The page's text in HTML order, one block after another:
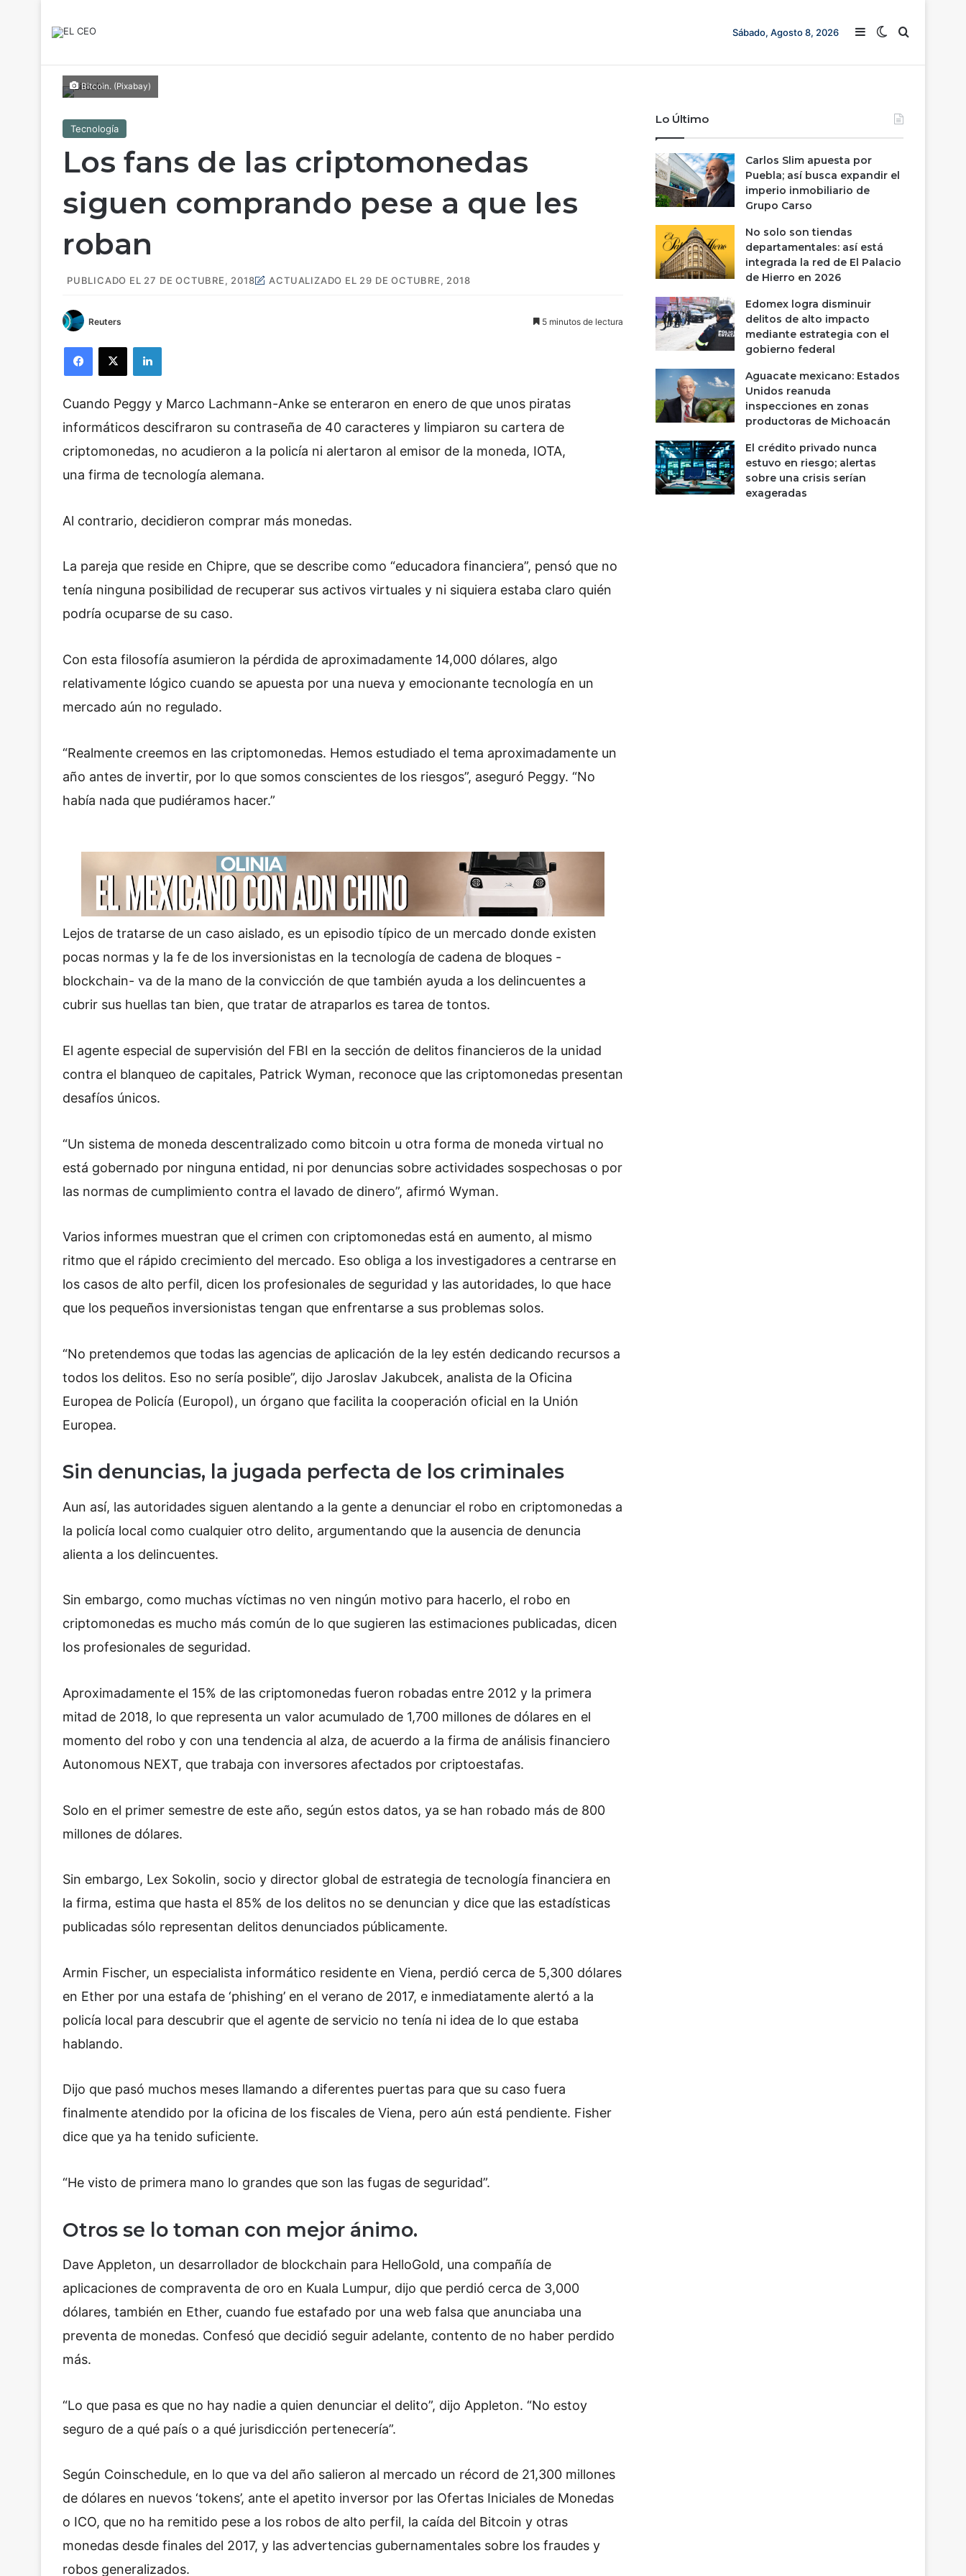
Sábado, Agosto 8, 2026 Barra lateral
Switch skin
Buscar
Bitcoin. (Pixabay)
Tecnología
Los fans de las criptomonedas
siguen comprando pese a que les
roban
PUBLICADO EL 27 DE OCTUBRE, 2018 ACTUALIZADO EL 29 DE OCTUBRE, 2018
Reuters 5 minutos de lectura
Cuando Peggy y Marco Lachmann-Anke se enteraron en enero de que unos piratas
informáticos descifraron su contraseña de 40 caracteres y limpiaron su cartera de
criptomonedas, no acudieron a la policía ni alertaron al emisor de la moneda, IOTA,
una firma de tecnología alemana.
Al contrario, decidieron comprar más monedas.
La pareja que reside en Chipre, que se describe como “educadora financiera”, pensó que no
tenía ninguna posibilidad de recuperar sus activos virtuales y ni siquiera estaba claro quién
podría ocuparse de su caso.
Con esta filosofía asumieron la pérdida de aproximadamente 14,000 dólares, algo
relativamente lógico cuando se apuesta por una nueva y emocionante tecnología en un
mercado aún no regulado.
“Realmente creemos en las criptomonedas. Hemos estudiado el tema aproximadamente un
año antes de invertir, por lo que somos conscientes de los riesgos”, aseguró Peggy. “No
había nada que pudiéramos hacer.”
Lejos de tratarse de un caso aislado, es un episodio típico de un mercado donde existen
pocas normas y la fe de los inversionistas en la tecnología de cadena de bloques -
blockchain- va de la mano de la convicción de que también ayuda a los delincuentes a
cubrir sus huellas tan bien, que tratar de atraparlos es tarea de tontos.
El agente especial de supervisión del FBI en la sección de delitos financieros de la unidad
contra el blanqueo de capitales, Patrick Wyman, reconoce que las criptomonedas presentan
desafíos únicos.
“Un sistema de moneda descentralizado como bitcoin u otra forma de moneda virtual no
está gobernado por ninguna entidad, ni por denuncias sobre actividades sospechosas o por
las normas de cumplimiento contra el lavado de dinero”, afirmó Wyman.
Varios informes muestran que el crimen con criptomonedas está en aumento, al mismo
ritmo que el rápido crecimiento del mercado. Eso obliga a los investigadores a centrarse en
los casos de alto perfil, dicen los profesionales de seguridad y las autoridades, lo que hace
que los pequeños inversionistas tengan que enfrentarse a sus problemas solos.
“No pretendemos que todas las agencias de aplicación de la ley estén dedicando recursos a
todos los delitos. Eso no sería posible”, dijo Jaroslav Jakubcek, analista de la Oficina
Europea de Policía (Europol), un órgano que facilita la cooperación oficial en la Unión
Europea.
Sin denuncias, la jugada perfecta de los criminales
Aun así, las autoridades siguen alentando a la gente a denunciar el robo en criptomonedas a
la policía local como cualquier otro delito, argumentando que la ausencia de denuncia
alienta a los delincuentes.
Sin embargo, como muchas víctimas no ven ningún motivo para hacerlo, el robo en
criptomonedas es mucho más común de lo que sugieren las estimaciones publicadas, dicen
los profesionales de seguridad.
Aproximadamente el 15% de las criptomonedas fueron robadas entre 2012 y la primera
mitad de 2018, lo que representa un valor acumulado de 1,700 millones de dólares en el
momento del robo y con una tendencia al alza, de acuerdo a la firma de análisis financiero
Autonomous NEXT, que trabaja con inversores afectados por criptoestafas.
Solo en el primer semestre de este año, según estos datos, ya se han robado más de 800
millones de dólares.
Sin embargo, Lex Sokolin, socio y director global de estrategia de tecnología financiera en
la firma, estima que hasta el 85% de los delitos no se denuncian y dice que las estadísticas
publicadas sólo representan delitos denunciados públicamente.
Armin Fischer, un especialista informático residente en Viena, perdió cerca de 5,300 dólares
en Ether por una estafa de ‘phishing’ en el verano de 2017, e inmediatamente alertó a la
policía local para descubrir que el agente de servicio no tenía ni idea de lo que estaba
hablando.
Dijo que pasó muchos meses llamando a diferentes puertas para que su caso fuera
finalmente atendido por la oficina de los fiscales de Viena, pero aún está pendiente. Fisher
dice que ya ha tenido suficiente.
“He visto de primera mano lo grandes que son las fugas de seguridad”.
Otros se lo toman con mejor ánimo.
Dave Appleton, un desarrollador de blockchain para HelloGold, una compañía de
aplicaciones de compraventa de oro en Kuala Lumpur, dijo que perdió cerca de 3,000
dólares, también en Ether, cuando fue estafado por una web falsa que anunciaba una
preventa de monedas. Confesó que decidió seguir adelante, contento de no haber perdido
más.
“Lo que pasa es que no hay nadie a quien denunciar el delito”, dijo Appleton. “No estoy
seguro de a qué país o a qué jurisdicción pertenecería”.
Según Coinschedule, en lo que va del año salieron al mercado un récord de 21,300 millones
de dólares en nuevos ‘tokens’, ante el apetito inversor por las Ofertas Iniciales de Monedas
o ICO, que no ha remitido pese a los robos de alto perfil, la caída del Bitcoin y otras
monedas desde finales del 2017, y las advertencias gubernamentales sobre los fraudes y
robos generalizados.
Lo Último
Carlos Slim apuesta por
Puebla; así busca expandir el
imperio inmobiliario de
Grupo Carso
No solo son tiendas
departamentales: así está
integrada la red de El Palacio
de Hierro en 2026
Edomex logra disminuir
delitos de alto impacto
mediante estrategia con el
gobierno federal
Aguacate mexicano: Estados
Unidos reanuda
inspecciones en zonas
productoras de Michoacán
El crédito privado nunca
estuvo en riesgo; alertas
sobre una crisis serían
exageradas